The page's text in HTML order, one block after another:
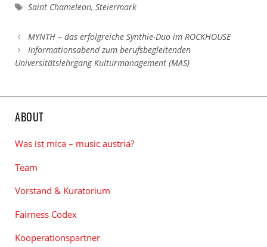
Schlagwörter
Saint Chameleon,Steiermark
MYNTH – das erfolgreiche Synthie-Duo im ROCKHOUSE
Informationsabend zum berufsbegleitenden
Universitätslehrgang Kulturmanagement (MAS)
ABOUT
Was ist mica – music austria?
Team
Vorstand & Kuratorium
Fairness Codex
Kooperationspartner